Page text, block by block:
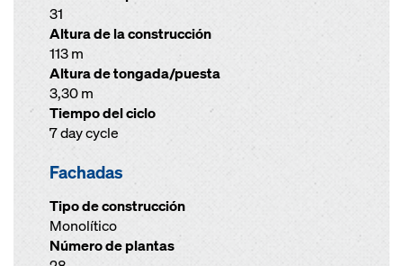
31
Altura de la construcción
113 m
Altura de tongada/puesta
3,30 m
Tiempo del ciclo
7 day cycle
Fachadas
Tipo de construcción
Monolítico
Número de plantas